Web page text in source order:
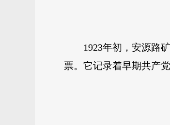
1923年初，安源路
票。它记录着早期共产